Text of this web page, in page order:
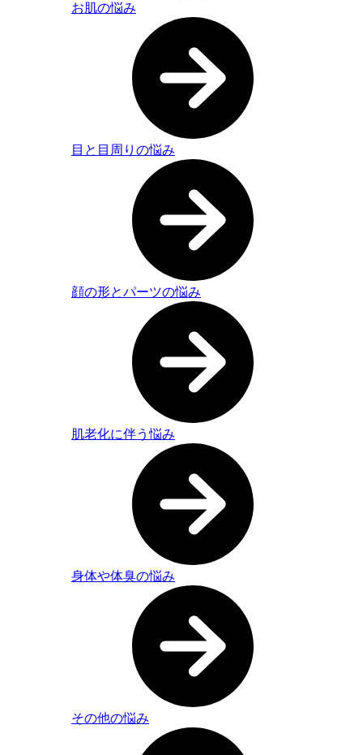
お肌の悩み
目と目周りの悩み
顔の形とパーツの悩み
肌老化に伴う悩み
身体や体臭の悩み
その他の悩み